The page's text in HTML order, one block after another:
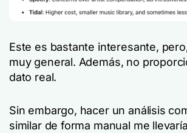
Este es bastante interesante,
muy general. Además, no
dato real.
Sin embargo, hacer un análisis
similar de forma manual me